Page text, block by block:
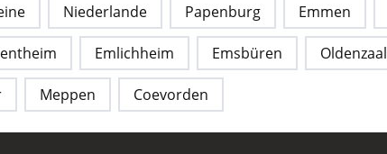
Niederlande Papenburg Emmen
Emlichheim Emsbüren Oldenzaal
Meppen Coevorden